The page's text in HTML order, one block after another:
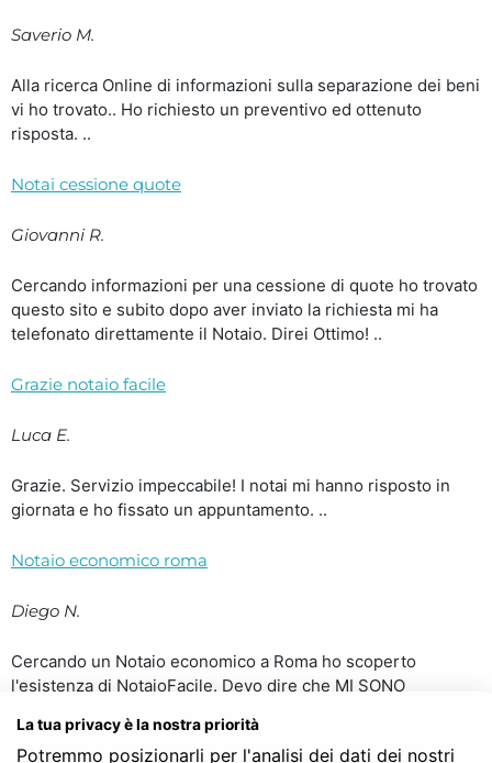
Saverio M.
Alla ricerca Online di informazioni sulla separazione dei beni
vi ho trovato.. Ho richiesto un preventivo ed ottenuto
risposta. ..
Notai cessione quote
Giovanni R.
Cercando informazioni per una cessione di quote ho trovato
questo sito e subito dopo aver inviato la richiesta mi ha
telefonato direttamente il Notaio. Direi Ottimo! ..
Grazie notaio facile
Luca E.
Grazie. Servizio impeccabile! I notai mi hanno risposto in
giornata e ho fissato un appuntamento. ..
Notaio economico roma
Diego N.
Cercando un Notaio economico a Roma ho scoperto
l'esistenza di NotaioFacile. Devo dire che MI SONO
hanno contattato due notai e ho scelto tra i due il notaio che
mi ha risposto per primo. Costavano più o meno uguali ma
La tua privacy è la nostra priorità
Potremmo posizionarli per l'analisi dei dati dei nostri